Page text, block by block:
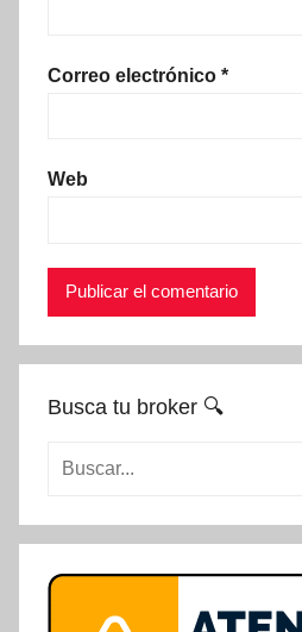
Correo electrónico *
Web
Busca tu broker 🔍
Buscar: